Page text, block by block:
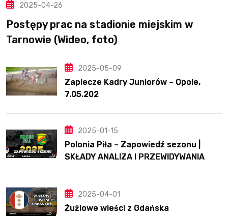
2025-04-26
Postępy prac na stadionie miejskim w
Tarnowie (Wideo, foto)
2025-05-09
Zaplecze Kadry Juniorów – Opole,
7.05.202
2025-01-15
Polonia Piła – Zapowiedź sezonu |
SKŁADY ANALIZA I PRZEWIDYWANIA
2025-04-01
Żużlowe wieści z Gdańska